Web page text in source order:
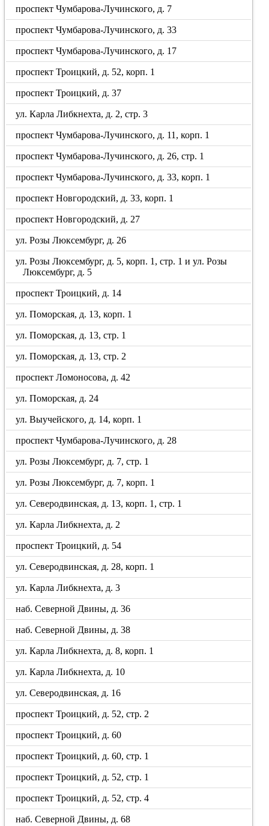
проспект Чумбарова-Лучинского, д. 7
проспект Чумбарова-Лучинского, д. 33
проспект Чумбарова-Лучинского, д. 17
проспект Троицкий, д. 52, корп. 1
проспект Троицкий, д. 37
ул. Карла Либкнехта, д. 2, стр. 3
проспект Чумбарова-Лучинского, д. 11, корп. 1
проспект Чумбарова-Лучинского, д. 26, стр. 1
проспект Чумбарова-Лучинского, д. 33, корп. 1
проспект Новгородский, д. 33, корп. 1
проспект Новгородский, д. 27
ул. Розы Люксембург, д. 26
ул. Розы Люксембург, д. 5, корп. 1, стр. 1 и ул. Розы
Люксембург, д. 5
проспект Троицкий, д. 14
ул. Поморская, д. 13, корп. 1
ул. Поморская, д. 13, стр. 1
ул. Поморская, д. 13, стр. 2
проспект Ломоносова, д. 42
ул. Поморская, д. 24
ул. Выучейского, д. 14, корп. 1
проспект Чумбарова-Лучинского, д. 28
ул. Розы Люксембург, д. 7, стр. 1
ул. Розы Люксембург, д. 7, корп. 1
ул. Северодвинская, д. 13, корп. 1, стр. 1
ул. Карла Либкнехта, д. 2
проспект Троицкий, д. 54
ул. Северодвинская, д. 28, корп. 1
ул. Карла Либкнехта, д. 3
наб. Северной Двины, д. 36
наб. Северной Двины, д. 38
ул. Карла Либкнехта, д. 8, корп. 1
ул. Карла Либкнехта, д. 10
ул. Северодвинская, д. 16
проспект Троицкий, д. 52, стр. 2
проспект Троицкий, д. 60
проспект Троицкий, д. 60, стр. 1
проспект Троицкий, д. 52, стр. 1
проспект Троицкий, д. 52, стр. 4
наб. Северной Двины, д. 68